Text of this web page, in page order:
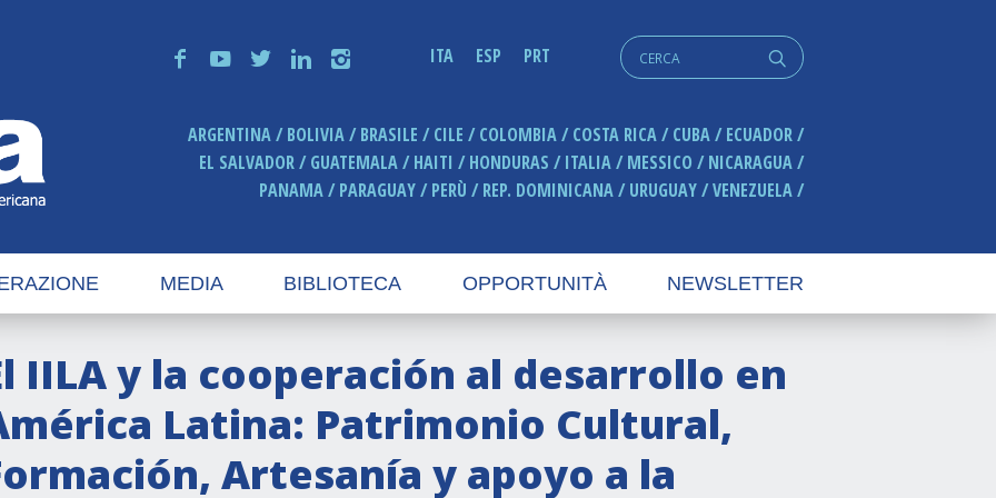
f y t n i ITA ESP PRT q
Cerca:
ARGENTINA BOLIVIA BRASILE CILE COLOMBIA COSTA RICA CUBA
ECUADOR
EL SALVADOR
GUATEMALA HAITI HONDURAS ITALIA MESSICO
NICARAGUA
PANAMA
PARAGUAY PERÙ REP. DOMINICANA URUGUAY VENEZUELA
MEDIA BIBLIOTECA OPPORTUNITÀ NEWSLETTER
IILA y la cooperación al desarrollo en
Latina: Patrimonio Cultural,
Artesanía y apoyo a la